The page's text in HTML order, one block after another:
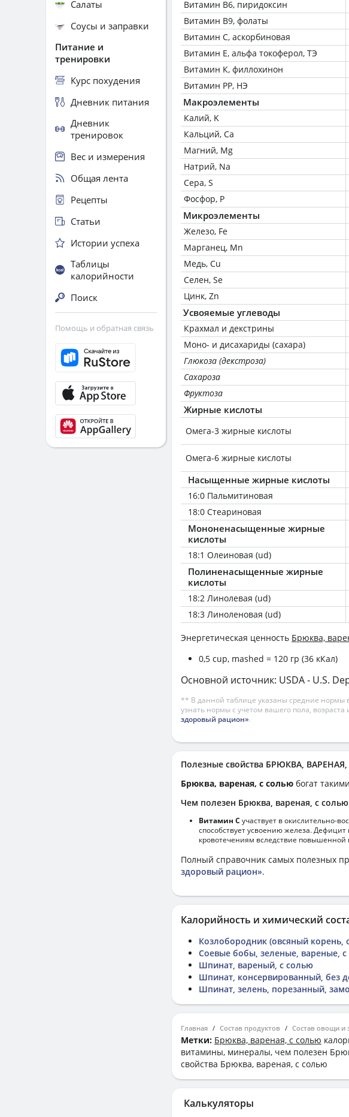
Витамин В6, пиридоксин
Витамин В9, фолаты
Витамин C, аскорбиновая
Витамин Е, альфа токоферол, ТЭ
Витамин К, филлохинон
Витамин РР, НЭ
Макроэлементы
Калий, K
Кальций, Ca
Магний, Mg
Натрий, Na
Сера, S
Фосфор, P
Микроэлементы
Железо, Fe
Марганец, Mn
Медь, Cu
Селен, Se
Цинк, Zn
Усвояемые углеводы
Крахмал и декстрины
Моно- и дисахариды (сахара)
Глюкоза (декстроза)
Сахароза
Фруктоза
Жирные кислоты
Омега-3 жирные кислоты
Омега-6 жирные кислоты
Насыщенные жирные кислоты
16:0 Пальмитиновая
18:0 Стеариновая
Мононенасыщенные жирные
кислоты
18:1 Олеиновая (ud)
Полиненасыщенные жирные
кислоты
18:2 Линолевая (ud)
18:3 Линоленовая (ud)
Энергетическая ценность Брюква,
0,5 cup, mashed = 120 гр (36 кКал)
Основной источник: USDA - U.S.
** В данной таблице указаны средние нормы
узнать нормы с учетом вашего пола,
здоровый рацион».
Полезные свойства БРЮКВА,
Брюква, вареная, с солью богат
Чем полезен Брюква, вареная, с солью
Витамин С участвует в окислительно-
способствует усвоению железа.
кровотечениям вследствие
Полный справочник самых полезных
здоровый рацион».
Калорийность и химический
Козлобородник (овсяный корень,
Соевые бобы, зеленые, вареные,
Шпинат, вареный, с солью
Шпинат, консервированный, без
Шпинат, зелень, порезанный,
Главная Состав продуктов Состав овощи и
Метки: Брюква, вареная, с солью
витамины, минералы, чем полезен
свойства Брюква, вареная, с солью
Калькуляторы
Салаты
Соусы и заправки
Питание и
тренировки
Курс похудения
Дневник питания
Дневник
тренировок
Вес и измерения
Общая лента
Рецепты
Статьи
Истории успеха
Таблицы
калорийности
Поиск
Помощь и обратная связь